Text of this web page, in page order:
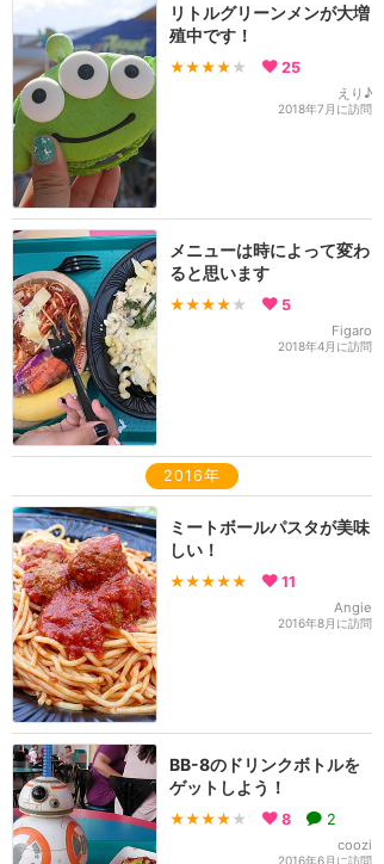
リトルグリーンメンが大増
殖中です！
★★★★ ★ 25
えり♪
2018年7月に訪問
メニューは時によって変わ
ると思います
★★★★ ★ 5
Figaro
2018年4月に訪問
2016年
ミートボールパスタが美味
しい！
★★★★★ 11
Angie
2016年8月に訪問
BB-8のドリンクボトルを
ゲットしよう！
★★★★ ★ 8 2
coozi
2016年6月に訪問